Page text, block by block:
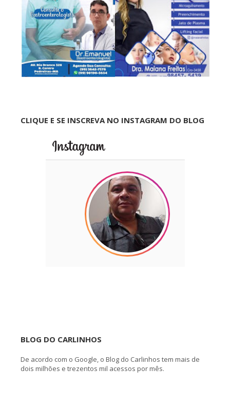
CLIQUE E SE INSCREVA NO INSTAGRAM DO BLOG
BLOG DO CARLINHOS
De acordo com o Google, o Blog do Carlinhos tem mais de
dois milhões e trezentos mil acessos por mês.